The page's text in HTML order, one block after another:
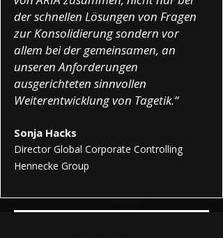
der schnellen Lösungen von Fragen
zur Konsolidierung sondern vor
allem bei der gemeinsamen, an
unseren Anforderungen
ausgerichteten sinnvollen
Weiterentwicklung von Tagetik.“
Sonja Hacks
Director Global Corporate Controlling
Hennecke Group